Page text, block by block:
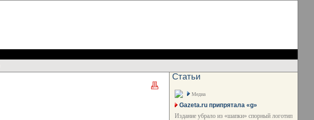
Статьи
Медиа
Gazeta.ru припрятала «g»
Издание убрало из «шапки» спорный логотип